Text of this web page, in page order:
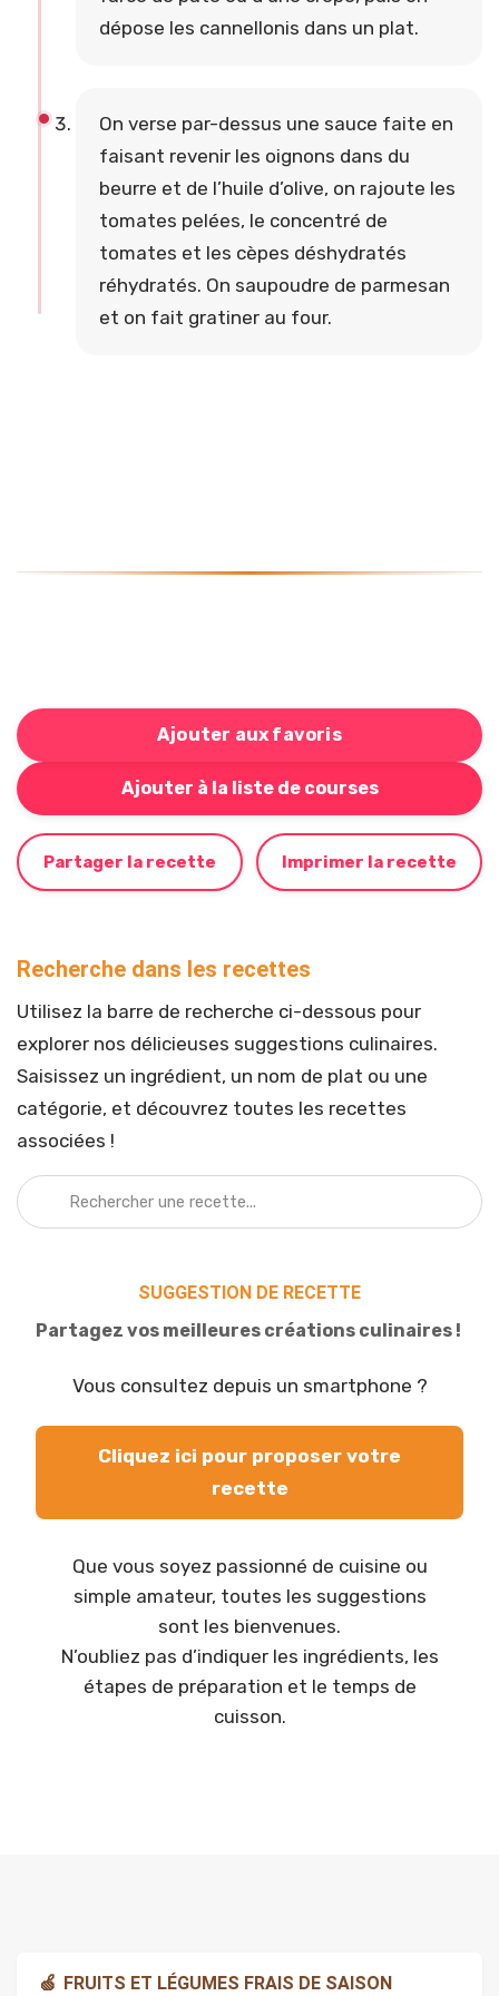
dépose les cannellonis dans un plat.
On verse par-dessus une sauce faite en
faisant revenir les oignons dans du
beurre et de l’huile d’olive, on rajoute les
tomates pelées, le concentré de
tomates et les cèpes déshydratés
réhydratés. On saupoudre de parmesan
et on fait gratiner au four.
Ajouter aux favoris
Ajouter à la liste de courses
Bouton pour ajouter cette recette à votre liste de
Partager la recette Imprimer la recette
Recherche dans les recettes
Utilisez la barre de recherche ci-dessous pour
explorer nos délicieuses suggestions culinaires.
Saisissez un ingrédient, un nom de plat ou une
catégorie, et découvrez toutes les recettes
associées !
SUGGESTION DE RECETTE
Partagez vos meilleures créations culinaires !
Vous consultez depuis un smartphone ?
Cliquez ici pour proposer votre
recette
Que vous soyez passionné de cuisine ou
simple amateur, toutes les suggestions
sont les bienvenues.
N’oubliez pas d’indiquer les ingrédients, les
étapes de préparation et le temps de
cuisson.
🍏 FRUITS ET LÉGUMES FRAIS DE SAISON